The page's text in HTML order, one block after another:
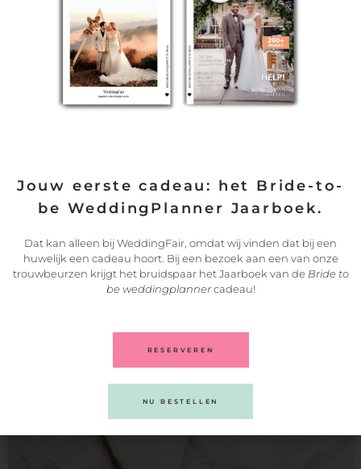
KLIK HIER
KLIK HIER
Dit kan ook interessant voor je zijn:
Jouw eerste cadeau: het Bride-to-
be WeddingPlanner Jaarboek.
Dat kan alleen bij WeddingFair, omdat wij vinden dat bij een
huwelijk een cadeau hoort. Bij een bezoek aan een van onze
trouwbeurzen krijgt het bruidspaar het Jaarboek van de Bride to
be weddingplannercadeau!
RESERVEREN
NU BESTELLEN